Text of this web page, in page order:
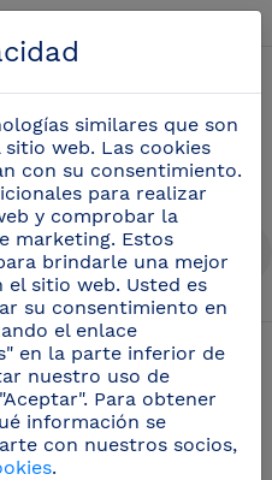
(15)
similares que son
web. Las cookies
con su consentimiento.
para realizar
y comprobar la
marketing. Estos
brindarle una mejor
el sitio web. Usted es
su consentimiento en
el enlace
en la parte inferior de
nuestro uso de
Para obtener
información se
con nuestros socios,
.